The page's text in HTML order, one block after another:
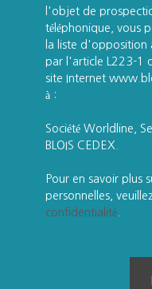
l'objet de
téléphonique, vous
la liste d'opposition
par l'article L223-1
site Internet
à :
Société Worldline,
BLOIS CEDEX.
Pour en savoir plus
personnelles,
confidentialité